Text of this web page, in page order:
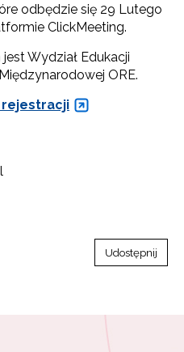
odbędzie się 29 Lutego
ClickMeeting.
Wydział Edukacji
ORE.
Udostępnij